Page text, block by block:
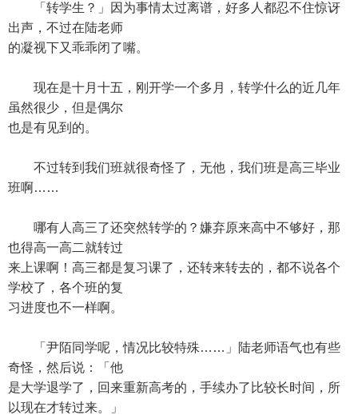
「转学生？」因为事情太过离谱，好多人都忍不住惊讶
出声，不过在陆老师
的凝视下又乖乖闭了嘴。
现在是十月十五，刚开学一个多月，转学什么的近几年
虽然很少，但是偶尔
也是有见到的。
不过转到我们班就很奇怪了，无他，我们班是高三毕业
班啊……
哪有人高三了还突然转学的？嫌弃原来高中不够好，那
也得高一高二就转过
来上课啊！高三都是复习课了，还转来转去的，都不说各个
学校了，各个班的复
习进度也不一样啊。
「尹陌同学呢，情况比较特殊……」陆老师语气也有些
奇怪，然后说：「他
是大学退学了，回来重新高考的，手续办了比较长时间，所
以现在才转过来。」